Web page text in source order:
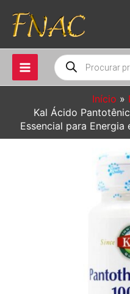
para
conteúdo
Pesquisar
produtos
Início
Kal Ácido
Essencial para Energia